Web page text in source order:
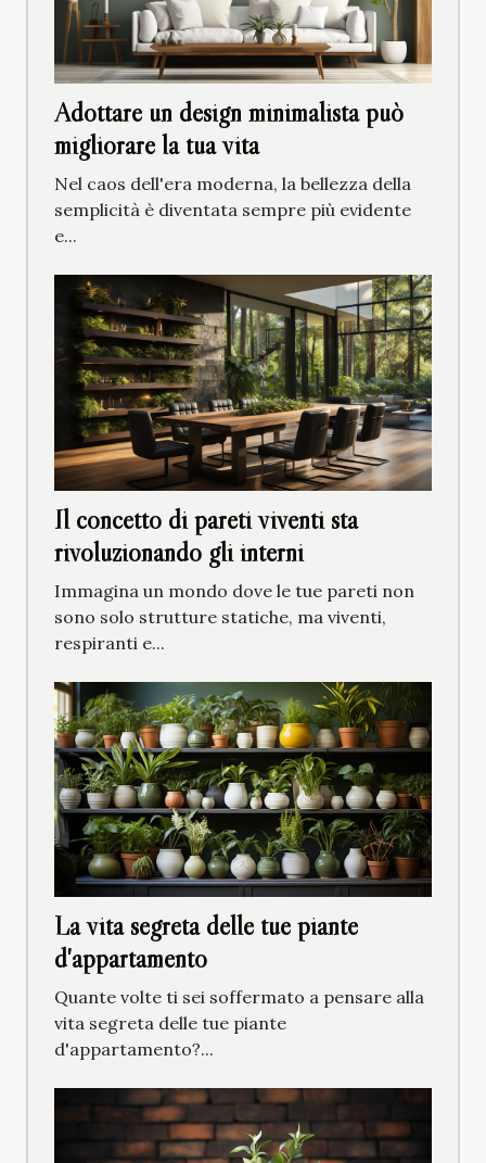
Adottare un design minimalista può
migliorare la tua vita
Nel caos dell'era moderna, la bellezza della
semplicità è diventata sempre più evidente
e...
Il concetto di pareti viventi sta
rivoluzionando gli interni
Immagina un mondo dove le tue pareti non
sono solo strutture statiche, ma viventi,
respiranti e...
La vita segreta delle tue piante
d'appartamento
Quante volte ti sei soffermato a pensare alla
vita segreta delle tue piante
d'appartamento?...